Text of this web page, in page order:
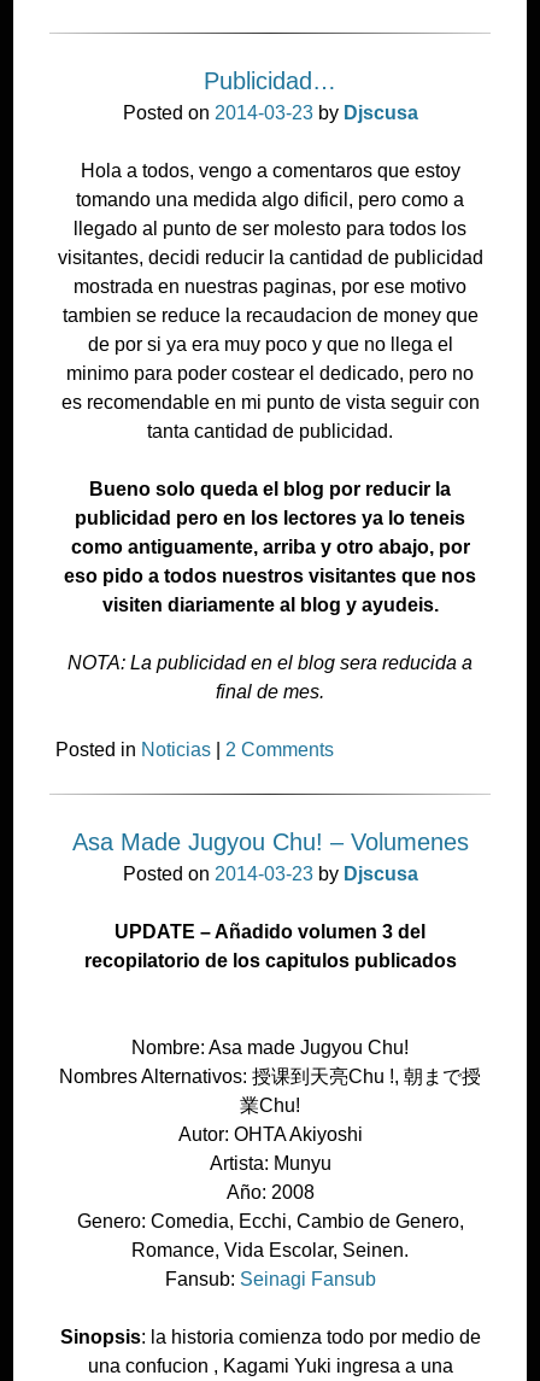
Publicidad…
Posted on 2014-03-23by Djscusa
Hola a todos, vengo a comentaros que estoy
tomando una medida algo dificil, pero como a
llegado al punto de ser molesto para todos los
visitantes, decidi reducir la cantidad de publicidad
mostrada en nuestras paginas, por ese motivo
tambien se reduce la recaudacion de money que
de por si ya era muy poco y que no llega el
minimo para poder costear el dedicado, pero no
es recomendable en mi punto de vista seguir con
tanta cantidad de publicidad.
Bueno solo queda el blog por reducir la
publicidad pero en los lectores ya lo teneis
como antiguamente, arriba y otro abajo, por
eso pido a todos nuestros visitantes que nos
visiten diariamente al blog y ayudeis.
NOTA: La publicidad en el blog sera reducida a
final de mes.
Posted in Noticias 2 Comments
Asa Made Jugyou Chu! – Volumenes
Posted on 2014-03-23by Djscusa
UPDATE – Añadido volumen 3 del
recopilatorio de los capitulos publicados
Nombre: Asa made Jugyou Chu!
Nombres Alternativos: 授课到天亮Chu !, 朝まで授
業Chu!
Autor: OHTA Akiyoshi
Artista: Munyu
Año: 2008
Genero: Comedia, Ecchi, Cambio de Genero,
Romance, Vida Escolar, Seinen.
Fansub: Seinagi Fansub
Sinopsis: la historia comienza todo por medio de
una confucion , Kagami Yuki ingresa a una